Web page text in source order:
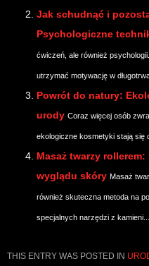
Jak schudnąć i
Psychologiczne
ćwiczeń, ale również
utrzymać motywację w
Powrót do natury:
urody Coraz więcej osób
ekologiczne kosmetyki stają się
Masaż twarzy
wyglądu skóry Masaż
również skuteczna metoda na
specjalnych narzędzi z kamieni...
THIS ENTRY WAS POSTED IN